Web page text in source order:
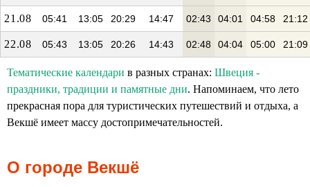
21.08 05:41 13:05 20:29 14:47 02:43 04:01 04:58 21:12
22.08 05:43 13:05 20:26 14:43 02:48 04:04 05:00 21:09
Тематические календари в разных странах: Швеция -
праздники, традиции и памятные дни. Напоминаем, что лето
прекрасная пора для туристических путешествий и отдыха, а
Векшё имеет массу достопримечательностей.
О городе Векшё